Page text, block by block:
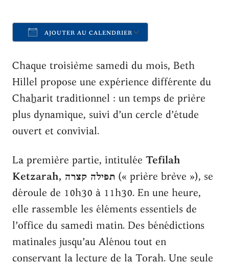
AJOUTER AU CALENDRIER
Télécharger ICS Calendrier
Chaque troisième samedi du mois, Beth
Hillel propose une expérience différente du
Chaẖarit traditionnel : un temps de prière
plus dynamique, suivi d’un cercle d’étude
ouvert et convivial.
La première partie, intitulée Tefilah
Ketzarah, תפילה קצרה (« prière brève »), se
déroule de 10h30 à 11h30. En une heure,
elle rassemble les éléments essentiels de
l’office du samedi matin. Des bénédictions
matinales jusqu’au Alénou tout en
conservant la lecture de la Torah. Une seule